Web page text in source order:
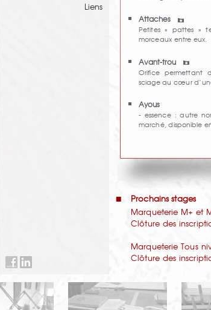
Liens
Attaches
Petites « pattes »
morceaux entre eux.
Avant-trou
Orifice permettant
sciage au cœur
Ayous
- essence : autre
marché, disponible
Prochains stages
Marqueterie M+ et
Clôture des
Marqueterie Tous
Clôture des